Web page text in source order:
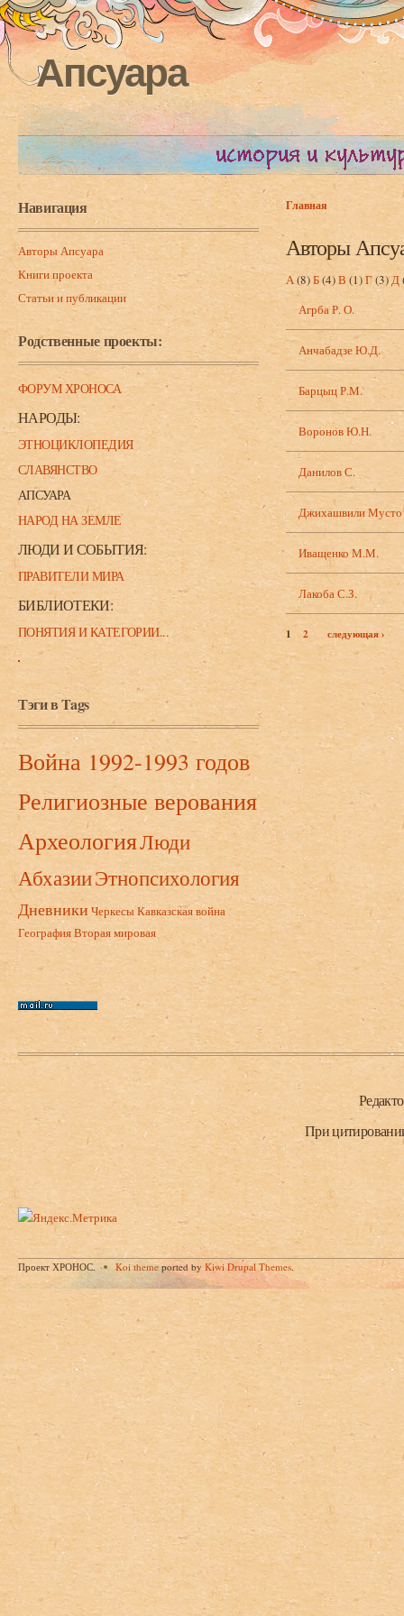
Апсуара
Навигация
Авторы Апсуара
Книги проекта
Статьи и публикации
Родственные проекты:
ФОРУМ ХРОНОСА
НАРОДЫ:
ЭТНОЦИКЛОПЕДИЯ
СЛАВЯНСТВО
АПСУАРА
НАРОД НА ЗЕМЛЕ
ЛЮДИ И СОБЫТИЯ:
ПРАВИТЕЛИ МИРА
БИБЛИОТЕКИ:
ПОНЯТИЯ И КАТЕГОРИИ...
Тэги в Tags
Война 1992-1993 годов
Религиозные верования
АрхеологияЛюди
АбхазииЭтнопсихология
Дневники ЧеркесыКавказская война
ГеографияВторая мировая
Вы здесь
Главная
Авторы
А(8)Б(4)В (1)Г(3)Д
Агрба Р. О.
Анчабадзе Ю.Д.
Барцыц Р.М.
Воронов Ю.Н.
Данилов С.
Джихашвили Мусто
Иващенко М.М.
Лакоба С.З.
Страницы
1 2 следующая ›
Нижний колонтитул
При
Проект ХРОНОС. Koi themeported byKiwi Drupal Themes.